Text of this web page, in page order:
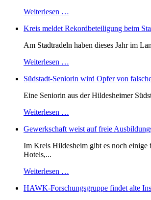
Weiterlesen …
Kreis meldet Rekordbeteiligung beim
Am Stadtradeln haben dieses Jahr im
Weiterlesen …
Südstadt-Seniorin wird Opfer von
Eine Seniorin aus der Hildesheimer
Weiterlesen …
Gewerkschaft weist auf freie
Im Kreis Hildesheim gibt es noch einige
Hotels,...
Weiterlesen …
HAWK-Forschungsgruppe findet alte